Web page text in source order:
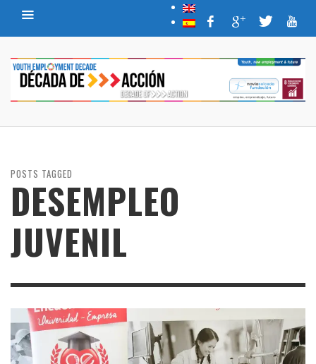
POSTS TAGGED
DESEMPLEO
JUVENIL